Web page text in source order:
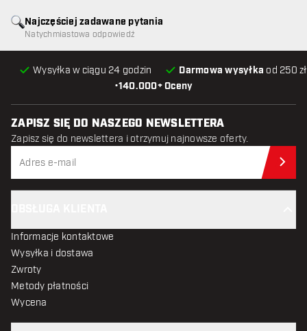
•140.000+ Oceny
Wysyłka w ciągu 24 godzin Darmowa wysyłka od 250
Najczęściej zadawane pytania
Natychmiastowa odpowiedź
ZAPISZ SIĘ DO NASZEGO NEWSLETTERA
Zapisz się do newslettera i otrzymuj najnowsze oferty.
Informacje kontaktowe
Wysyłka i dostawa
Zwroty
Metody płatności
Wycena